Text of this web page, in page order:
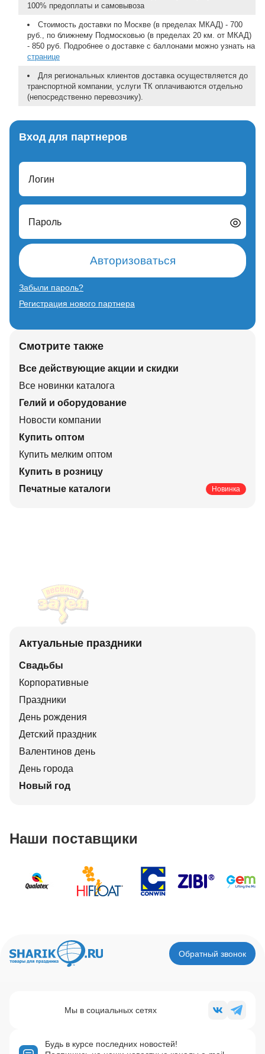
100% предоплаты и самовывоза
Стоимость доставки по Москве (в пределах МКАД) - 700
руб., по ближнему Подмосковью (в пределах 20 км. от МКАД)
- 850 руб. Подробнее о доставке с баллонами можно узнать на
странице
Для региональных клиентов доставка осуществляется до
транспортной компании, услуги ТК оплачиваются отдельно
(непосредственно перевозчику).
Вход для партнеров
Логин
Пароль
Авторизоваться
Забыли пароль?
Регистрация нового партнера
Смотрите также
Все действующие акции и скидки
Все новинки каталога
Гелий и оборудование
Новости компании
Купить оптом
Купить мелким оптом
Купить в розницу
Печатные каталоги
Новинка
Актуальные праздники
Свадьбы
Корпоративные
Праздники
День рождения
Детский праздник
Валентинов день
День города
Новый год
Наши поставщики
Обратный звонок
Будь в курсе последних новостей!
Мы в социальных сетях